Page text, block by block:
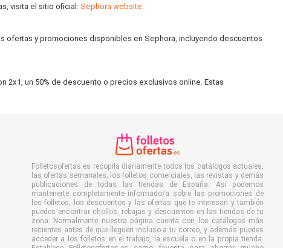
visita el sitio oficial: Sephora website
ofertas y promociones disponibles en Sephora, incluyendo descuentos
un 50% de descuento o precios exclusivos online. Estas
Folletosofertas.es recopila diariamente todos los catálogos actuales,
las ofertas semanales, los folletos comerciales, las revistas y demás
publicaciones de todas las tiendas de España. Así podemos
mantenerte completamente informado/a sobre las promociones de
los folletos, los descuentos y las ofertas que te interesan y también
puedes encontrar chollos, rebajas y descuentos en las tiendas de tu
zona. Normalmente nuestra página cuenta con los catálogos más
recientes antes de que lleguen incluso a tu correo, y además puedes
acceder a los folletos en el trabajo, la escuela o en la propia tienda.